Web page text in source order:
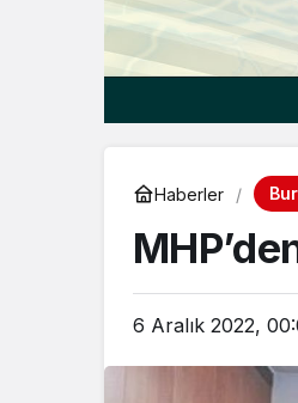
Haberler
6 Aralık 2022,